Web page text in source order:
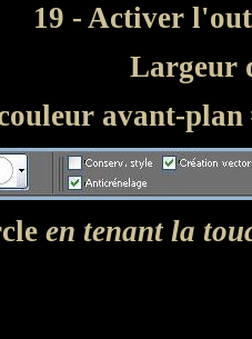
19 - Activer
Largeur
avant-
en tenant la